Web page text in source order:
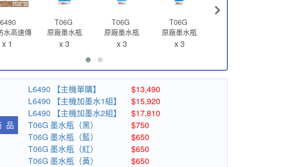
水高速傳
遙控連續
x 1
T06G
原廠墨水瓶
T06G150 (防水
x 3
T06G
原廠墨水瓶
T06G250 (藍色)
x 3
T06G
原廠墨水瓶
T06G350 (紅色)
x 3
L6490 【主機單購】
L6490 【主機加墨水1組】
L6490 【主機加墨水2組】
T06G 墨水瓶（黑）
T06G 墨水瓶（藍）
T06G 墨水瓶（紅）
T06G 墨水瓶（黃）
$13,490
$15,920
$17,810
$750
$650
$650
$650